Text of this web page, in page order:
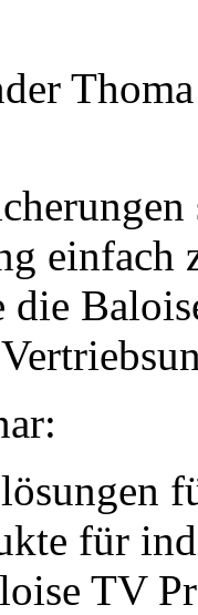
einfach
die
für
TV